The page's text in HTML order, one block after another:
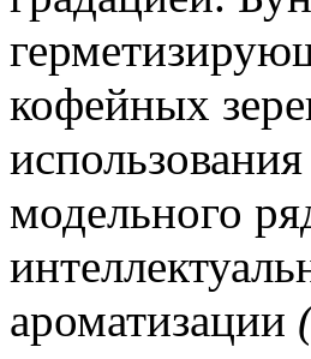
кофейных
модельного
ароматизации